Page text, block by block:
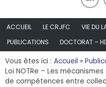
ACCUEIL LE CRJFC VIE DU
PUBLICATIONS
DOCTORAT –
Vous êtes ici : Accueil »
Loi NOTRe – Les
de compétences entre